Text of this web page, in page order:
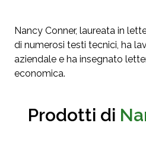
Nancy Conner, laureata in
di numerosi testi tecnici, ha
aziendale e ha insegnato
economica.
Prodotti di